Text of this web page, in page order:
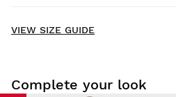
VIEW SIZE GUIDE
Complete your look